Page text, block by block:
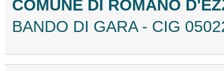
COMUNE DI ROMANO
BANDO DI GARA - CIG